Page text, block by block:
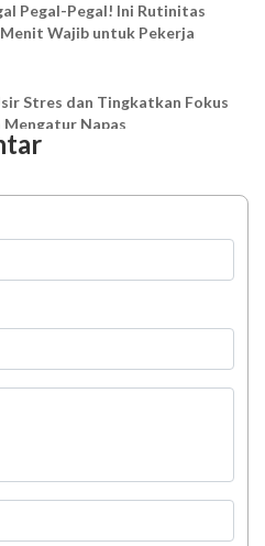
Pegal-Pegal! Ini Rutinitas
Wajib untuk Pekerja
Stres dan Tingkatkan Fokus
Mengatur Napas
Tubuh
Teman atau Ancaman?
Challenge 6.000 Langkah?